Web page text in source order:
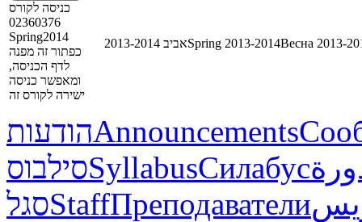
כניסה לקורס
02360376
Spring2014
כפתור זה מפנה
לדף הכניסה,
ומאפשר כניסה
ישירה לקורס זה
אביב 2013-2014Spring 2013-2014Весна 2013-
הודעותAnnouncements
סילבוסSyllabusСилабус
סגלStaffПреподаватели